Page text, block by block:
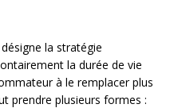
désigne la stratégie
la durée de vie
à le remplacer plus
prendre plusieurs formes :